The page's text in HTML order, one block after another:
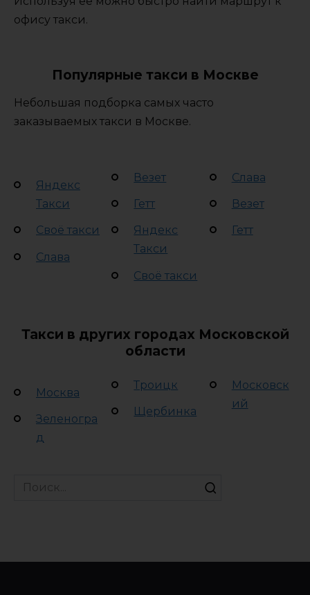
офису такси.
Популярные такси в Москве
Небольшая подборка самых часто
заказываемых такси в Москве.
Яндекс
Такси
Своё такси
Слава
Везет
Гетт
Яндекс
Такси
Своё такси
Слава
Везет
Гетт
Такси в других городах Московской
области
Москва
Зеленогра
д
Троицк
Щербинка
Московск
ий
Search